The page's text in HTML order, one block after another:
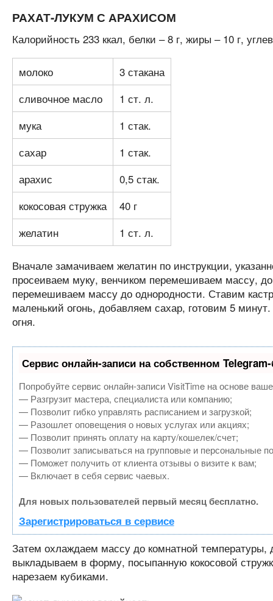
РАХАТ-ЛУКУМ С АРАХИСОМ
Калорийность 233 ккал, белки – 8 г, жиры – 10 г,
молоко
3 стакана
сливочное масло
1 ст. л.
мука
1 стак.
сахар
1 стак.
арахис
0,5 стак.
кокосовая стружка
40 г
желатин
1 ст. л.
Вначале замачиваем желатин по инструкции,
просеиваем муку, венчиком перемешиваем массу,
перемешиваем массу до однородности. Ставим
маленький огонь, добавляем сахар, готовим 5
огня.
Сервис онлайн-записи на собственном
Попробуйте сервис онлайн-записи VisitTime на основе
— Разгрузит мастера, специалиста или компанию;
— Позволит гибко управлять расписанием и загрузкой;
— Разошлет оповещения о новых услугах или акциях;
— Позволит принять оплату на карту/кошелек/счет;
— Позволит записываться на групповые и персональные
— Поможет получить от клиента отзывы о визите к вам;
— Включает в себя сервис чаевых.
Для новых пользователей первый месяц бесплатно.
Зарегистрироваться в сервисе
Затем охлаждаем массу до комнатной
выкладываем в форму, посыпанную кокосовой
нарезаем кубиками.